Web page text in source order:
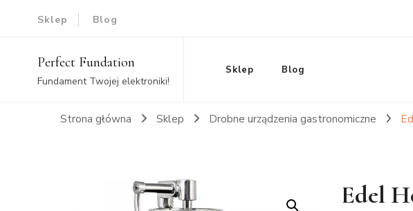
Sklep Blog
Perfect Fundation
Fundament Twojej elektroniki!
Sklep Blog
Strona główna Sklep Drobne urządzenia gastronomiczne
Edel